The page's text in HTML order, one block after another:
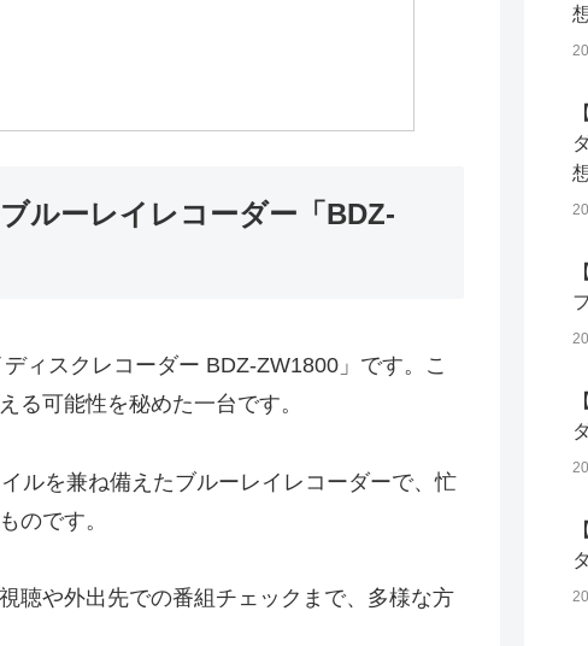
ルーレイレコーダー「BDZ-
ィスクレコーダー BDZ-ZW1800」です。こ
る可能性を秘めた一台です。
ルを兼ね備えたブルーレイレコーダーで、忙
のです。
聴や外出先での番組チェックまで、多様な方